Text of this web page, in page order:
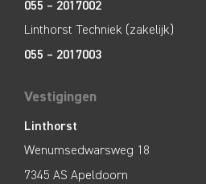
055 – 2017002
Linthorst Techniek (zakelijk)
055 – 2017003
Vestigingen
Linthorst
Wenumsedwarsweg 18
7345 AS Apeldoorn